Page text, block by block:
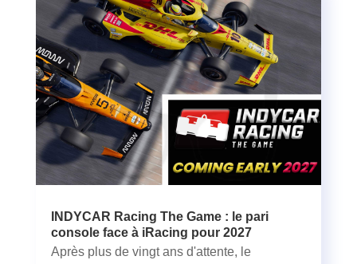
INDYCAR Racing The Game : le pari
console face à iRacing pour 2027
Après plus de vingt ans d'attente, le